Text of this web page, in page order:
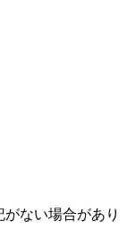
ない場合があり